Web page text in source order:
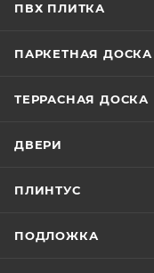
ПВХ ПЛИТКА
ПАРКЕТНАЯ ДОСКА
ТЕРРАСНАЯ ДОСКА
ДВЕРИ
ПЛИНТУС
ПОДЛОЖКА